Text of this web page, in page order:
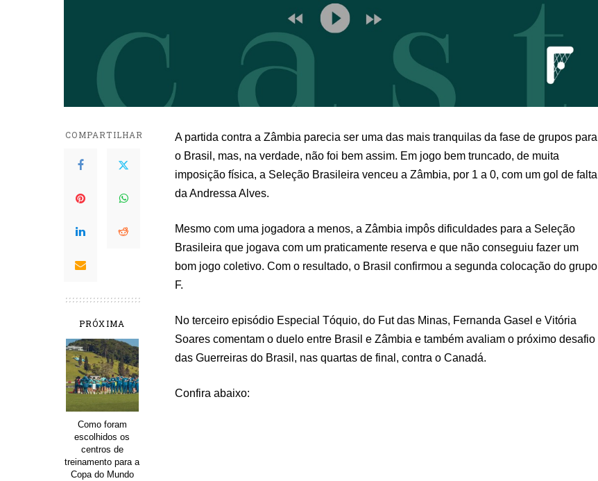
COMPARTILHAR
PRÓXIMA
Como foram
escolhidos os
centros de
treinamento para a
Copa do Mundo
A partida contra a Zâmbia parecia ser uma das mais tranquilas da fase de grupos para
o Brasil, mas, na verdade, não foi bem assim. Em jogo bem truncado, de muita
imposição física, a Seleção Brasileira venceu a Zâmbia, por 1 a 0, com um gol de falta
da Andressa Alves.
Mesmo com uma jogadora a menos, a Zâmbia impôs dificuldades para a Seleção
Brasileira que jogava com um praticamente reserva e que não conseguiu fazer um
bom jogo coletivo. Com o resultado, o Brasil confirmou a segunda colocação do grupo
F.
No terceiro episódio Especial Tóquio, do Fut das Minas, Fernanda Gasel e Vitória
Soares comentam o duelo entre Brasil e Zâmbia e também avaliam o próximo desafio
das Guerreiras do Brasil, nas quartas de final, contra o Canadá.
Confira abaixo: